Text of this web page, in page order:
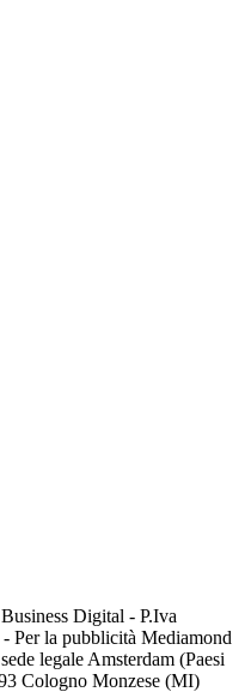
Digital - P.Iva
Per la pubblicità Mediamond
legale Amsterdam (Paesi
Cologno Monzese (MI)